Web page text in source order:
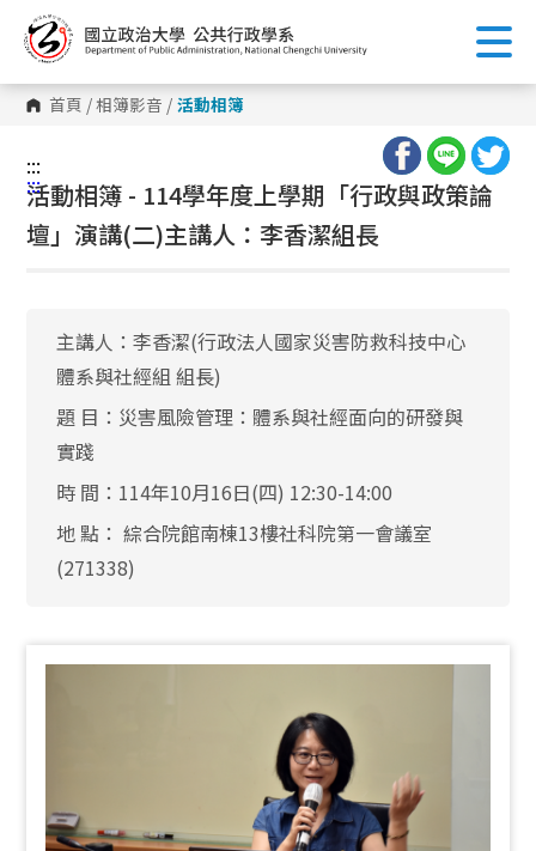
到
主
內
容 首頁 /相簿影音 / 活動相簿
:::
:::
活動相簿 - 114學年度上學期「行政與政策論
壇」演講(二)主講人：李香潔組長
主講人：李香潔(行政法人國家災害防救科技中心
體系與社經組 組長)
題 目：災害風險管理：體系與社經面向的研發與
實踐
時 間：114年10月16日(四) 12:30-14:00
地 點： 綜合院館南棟13樓社科院第一會議室
(271338)